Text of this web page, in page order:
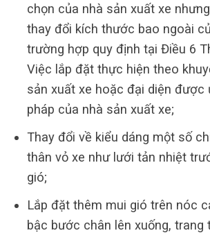
chọn của nhà sản xuất xe
thay đổi kích thước bao ngoài
trường hợp quy định tại Điều 6
Việc lắp đặt thực hiện theo
sản xuất xe hoặc đại diện được
pháp của nhà sản xuất xe;
Thay đổi về kiểu dáng một số
thân vỏ xe như lưới tản nhiệt
gió;
Lắp đặt thêm mui gió trên nóc
bậc bước chân lên xuống, trang